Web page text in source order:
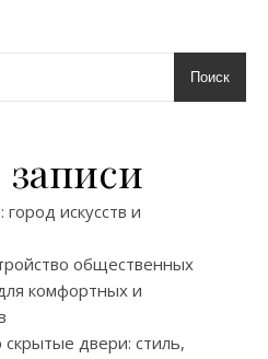
Поиск
искусств и
общественных
комфортных и
двери: стиль,